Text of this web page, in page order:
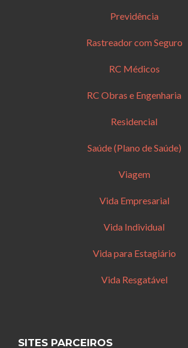
Previdência
Rastreador com Seguro
RC Médicos
RC Obras e Engenharia
Residencial
Saúde (Plano de Saúde)
Viagem
Vida Empresarial
Vida Individual
Vida para Estagiário
Vida Resgatável
SITES PARCEIROS